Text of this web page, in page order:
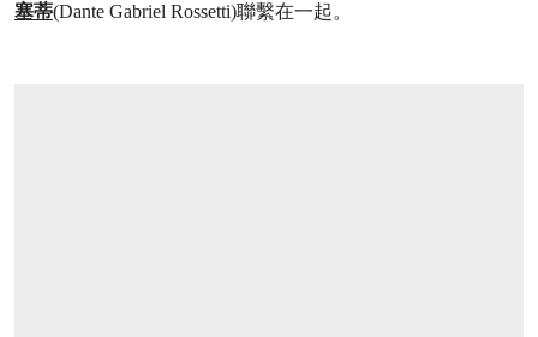
塞蒂(Dante Gabriel Rossetti)聯繫在一起。